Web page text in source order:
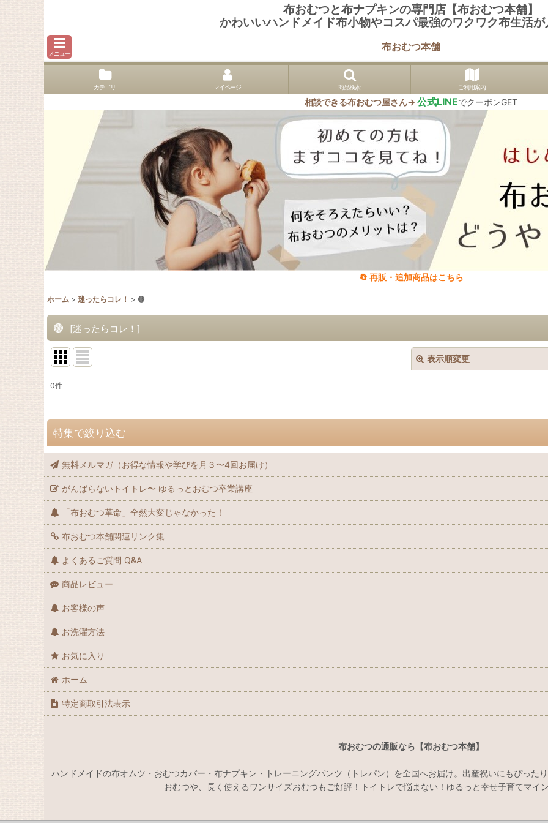
布おむつと布ナプキンの専門店【布おむつ本舗】
かわいいハンドメイド布小物やコスパ最強のワクワク布生活
メニュー
布おむつ本舗
カテゴリ マイページ 商品検索 ご利用案内
相談できる布おむつ屋さん→ 公式LINEでクーポンGET
🔄 再販・追加商品はこちら
ホーム > 迷ったらコレ！ > 🟤
🟤 [迷ったらコレ！ ]
表示順変更
在庫あり
0件
特集で絞り込む
🧸🌙大きいサイズ（2~7歳）おねしょ対策
🚚送料無料の商品
🚩トイトレ準備 スタート！
🔄再販しました
💨在庫限りとなります！お急ぎください
✨プレミアム（ブランド・デザイナーズ生地など）
👩ママとおそろい
👯 お揃いコーデできるもの
無料メルマガ（お得な情報や学びを月３〜4回お届け）
がんばらないトイトレ〜 ゆるっとおむつ卒業講座
「布おむつ革命」全然大変じゃなかった！
布おむつ本舗関連リンク集
よくあるご質問 Q&A
商品レビュー
お客様の声
お洗濯方法
お気に入り
ホーム
特定商取引法表示
布おむつの通販なら【布おむつ本舗】
ハンドメイドの布オムツ・おむつカバー・布ナプキン・トレーニングパンツ（トレパン）を全国へお届け。出産祝いにもぴった
おむつや、長く使えるワンサイズおむつもご好評！トイトレで悩まない！ゆるっと幸せ子育てマイ